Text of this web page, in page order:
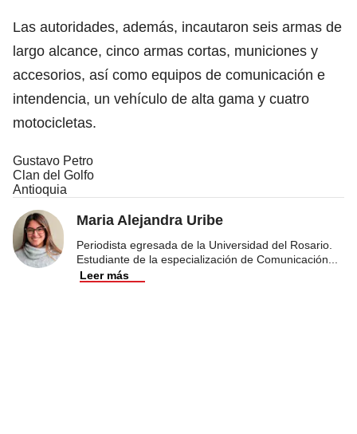
Las autoridades, además, incautaron seis armas de
largo alcance, cinco armas cortas, municiones y
accesorios, así como equipos de comunicación e
intendencia, un vehículo de alta gama y cuatro
motocicletas.
Gustavo Petro
Clan del Golfo
Antioquia
Maria Alejandra Uribe
Periodista egresada de la Universidad del Rosario.
Estudiante de la especialización de Comunicación
Leer más